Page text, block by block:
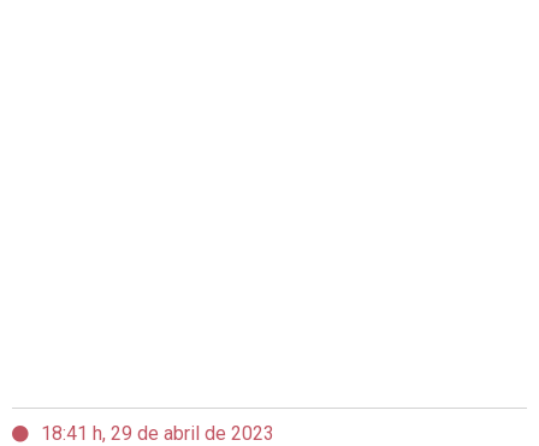
18:41 h, 29 de abril de 2023